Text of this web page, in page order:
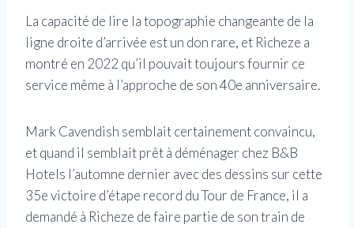
La capacité de lire la topographie changeante de la
ligne droite d’arrivée est un don rare, et Richeze a
montré en 2022 qu’il pouvait toujours fournir ce
service même à l’approche de son 40e anniversaire.
Mark Cavendish semblait certainement convaincu,
et quand il semblait prêt à déménager chez B&B
Hotels l’automne dernier avec des dessins sur cette
35e victoire d’étape record du Tour de France, il a
demandé à Richeze de faire partie de son train de